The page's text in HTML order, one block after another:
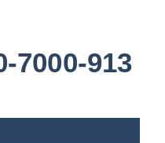
7000-913